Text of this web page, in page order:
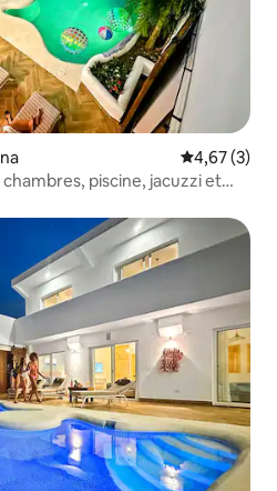
Évaluation
4,67 (3)
piscine, jacuzzi et